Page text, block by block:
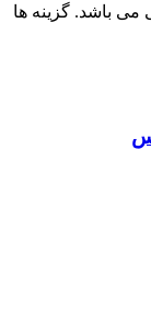
می باشد. گزینه ها